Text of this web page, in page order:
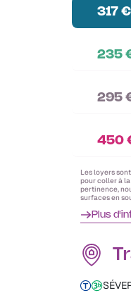
317 €
235
295
450
Les loyers
pour coller à la
pertinence,
surfaces en
Plus